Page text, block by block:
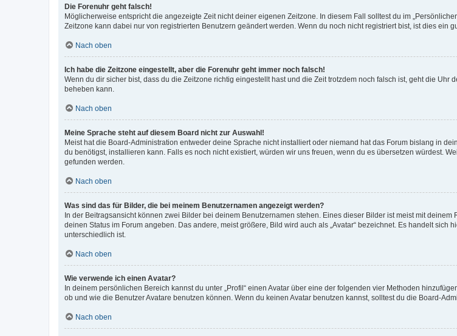
Die Forenuhr geht falsch!
Möglicherweise entspricht die angezeigte Zeit nicht deiner eigenen Zeitzone. In diesem Fall solltest du im
Zeitzone kann dabei nur von registrierten Benutzern geändert werden. Wenn du noch nicht registriert bist, ist dies ein
Nach oben
Ich habe die Zeitzone eingestellt, aber die Forenuhr geht immer noch falsch!
Wenn du dir sicher bist, dass du die Zeitzone richtig eingestellt hast und die Zeit trotzdem noch falsch ist, geht die
beheben kann.
Nach oben
Meine Sprache steht auf diesem Board nicht zur Auswahl!
Meist hat die Board-Administration entweder deine Sprache nicht installiert oder niemand hat das Forum bislang in
du benötigst, installieren kann. Falls es noch nicht existiert, würden wir uns freuen, wenn du es übersetzen würdest.
gefunden werden.
Nach oben
Was sind das für Bilder, die bei meinem Benutzernamen angezeigt werden?
In der Beitragsansicht können zwei Bilder bei deinem Benutzernamen stehen. Eines dieser Bilder ist meist mit
deinen Status im Forum angeben. Das andere, meist größere, Bild wird auch als „Avatar“ bezeichnet. Es handelt
unterschiedlich ist.
Nach oben
Wie verwende ich einen Avatar?
In deinem persönlichen Bereich kannst du unter „Profil“ einen Avatar über eine der folgenden vier Methoden
ob und wie die Benutzer Avatare benutzen können. Wenn du keinen Avatar benutzen kannst, solltest du die Board-
Nach oben